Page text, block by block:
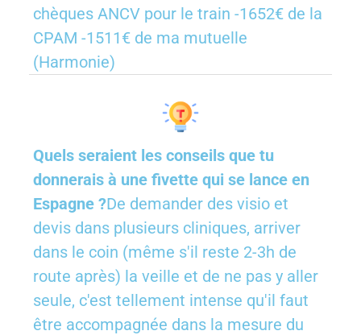
chèques ANCV pour le train -1652€ de la
CPAM -1511€ de ma mutuelle
(Harmonie)
Quels seraient les conseils que tu
donnerais à une fivette qui se lance en
Espagne ?De demander des visio et
devis dans plusieurs cliniques, arriver
dans le coin (même s'il reste 2-3h de
route après) la veille et de ne pas y aller
seule, c'est tellement intense qu'il faut
être accompagnée dans la mesure du